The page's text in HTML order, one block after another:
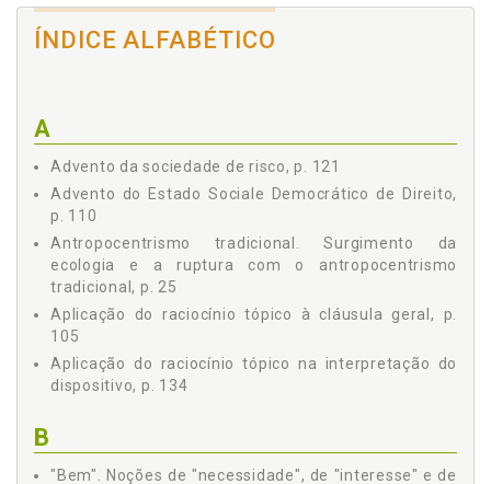
2.5 Princípios do Direito Ambiental, p. 48
2.5.1 Princípio da Participação ou da Cooperação, p. 51
instrumento de aplicação do princípio da
precaução, p. 59
2.5.3 Princípio da Prevenção, p. 60
2.5.5 Princípio do Desenvolvimento Sustentável, p. 65
2.5.6 Princípio do Mínimo Existencial Ecológico, p. 66
67
Propriedade, p. 67
2.5.8.1 Função social: breves considerações
ÍNDICE ALFABÉTICO
A
Advento da sociedade de risco, p. 121
Advento do Estado Sociale Democrático de Direito,
p. 110
Antropocentrismo tradicional. Surgimento da
ecologia e a ruptura com o antropocentrismo
tradicional, p. 25
Aplicação do raciocínio tópico à cláusula geral, p.
105
Aplicação do raciocínio tópico na interpretação do
dispositivo, p. 134
B
"Bem". Noções de "necessidade", de "interesse" e de